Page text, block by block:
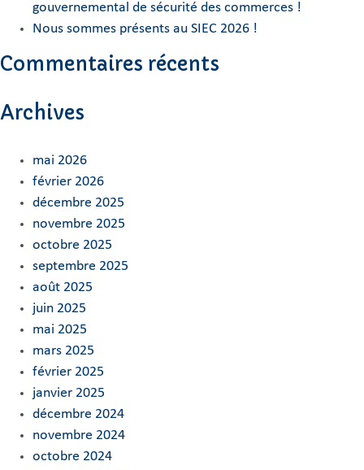
gouvernemental de sécurité des commerces !
Nous sommes présents au SIEC 2026 !
Commentaires récents
Archives
mai 2026
février 2026
décembre 2025
novembre 2025
octobre 2025
septembre 2025
août 2025
juin 2025
mai 2025
mars 2025
février 2025
janvier 2025
décembre 2024
novembre 2024
octobre 2024